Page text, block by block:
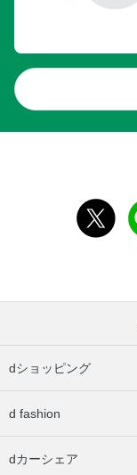
dショッピング
d fashion
dカーシェア